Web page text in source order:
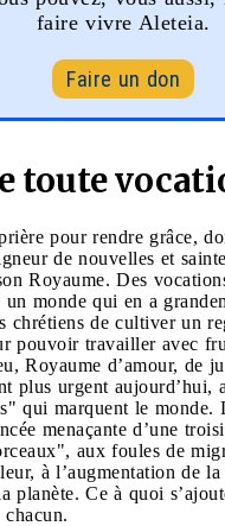
faire vivre Aleteia.
Faire un don
toute
pour rendre grâce,
de nouvelles et
Royaume. Des
un monde qui en a
chrétiens de cultiver un
pouvoir travailler avec
Royaume d’amour, de
plus urgent aujourd’hui,
qui marquent le monde.
menaçante d’une
aux foules de
à l’augmentation de
planète. Ce à quoi